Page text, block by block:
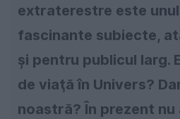
extraterestre este
fascinante subiecte,
şi pentru publicul larg.
de viaţă în Univers?
noastră? În prezent nu